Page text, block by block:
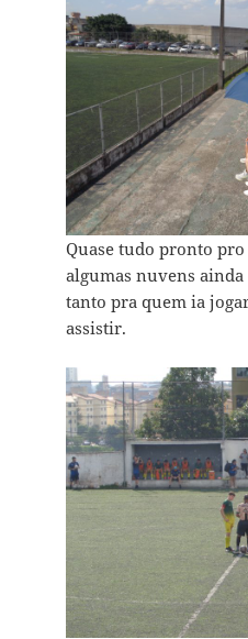
Quase tudo pronto
algumas nuvens
tanto pra quem ia
assistir.